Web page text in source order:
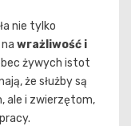
nie tylko
wrażliwość i
żywych istot
że służby są
ale i zwierzętom,